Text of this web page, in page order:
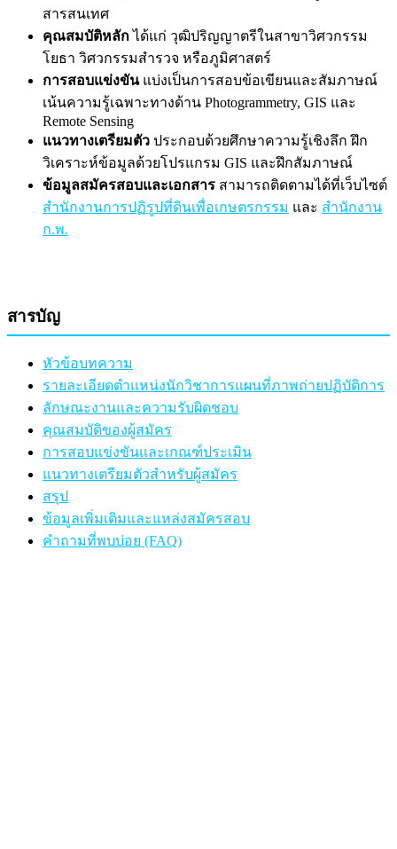
สารสนเทศ
คุณสมบัติหลักได้แก่ วุฒิปริญญาตรีในสาขาวิศวกรรม
โยธา วิศวกรรมสำรวจ หรือภูมิศาสตร์
การสอบแข่งขันแบ่งเป็นการสอบข้อเขียนและสัมภาษณ์
เน้นความรู้เฉพาะทางด้าน Photogrammetry, GIS และ
Remote Sensing
แนวทางเตรียมตัว ประกอบด้วยศึกษาความรู้เชิงลึก ฝึก
วิเคราะห์ข้อมูลด้วยโปรแกรม GIS และฝึกสัมภาษณ์
ข้อมูลสมัครสอบและเอกสาร สามารถติดตามได้ที่เว็บไซต์
สำนักงานการปฏิรูปที่ดินเพื่อเกษตรกรรม และ สำนักงาน
ก.พ.
สารบัญ
หัวข้อบทความ
รายละเอียดตำแหน่งนักวิชาการแผนที่ภาพถ่ายปฏิบัติการ
ลักษณะงานและความรับผิดชอบ
คุณสมบัติของผู้สมัคร
การสอบแข่งขันและเกณฑ์ประเมิน
แนวทางเตรียมตัวสำหรับผู้สมัคร
สรุป
ข้อมูลเพิ่มเติมและแหล่งสมัครสอบ
คำถามที่พบบ่อย (FAQ)